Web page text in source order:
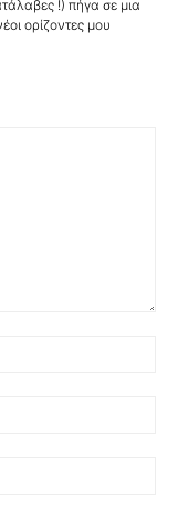
!) πήγα σε μια
ορίζοντες μου